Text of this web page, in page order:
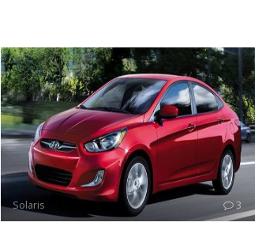
Solaris 3